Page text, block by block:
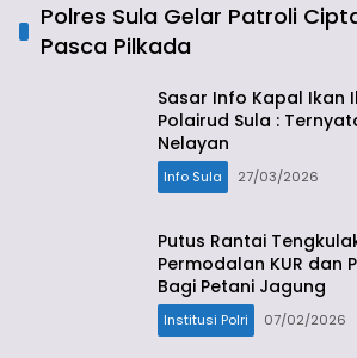
Polres Sula Gelar Patroli
Pasca Pilkada
Sasar Info Kapal Ikan
Polairud Sula :
Nelayan
Info Sula 27/03/2026
Putus Rantai
Permodalan KUR dan
Bagi Petani Jagung
Institusi Polri 07/02/2026